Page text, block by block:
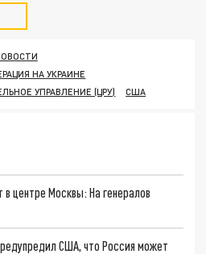
НА УКРАИНЕ
УПРАВЛЕНИЕ (ЦРУ)
США
центре Москвы: На генералов
США, что Россия может